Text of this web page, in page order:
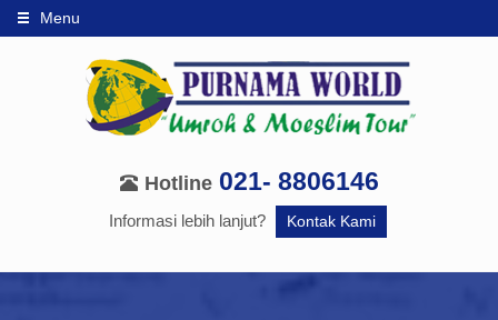
Menu
Hotline 021- 8806146
Informasi lebih lanjut? Kontak Kami